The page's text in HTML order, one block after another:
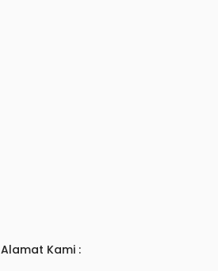
Alamat Kami :